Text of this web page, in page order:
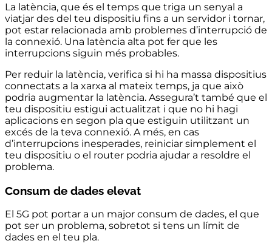
La latència, que és el temps que triga un senyal a
viatjar des del teu dispositiu fins a un servidor i tornar,
pot estar relacionada amb problemes d’interrupció de
la connexió. Una latència alta pot fer que les
interrupcions siguin més probables.
Per reduir la latència, verifica si hi ha massa dispositius
connectats a la xarxa al mateix temps, ja que això
podria augmentar la latència. Assegura’t també que el
teu dispositiu estigui actualitzat i que no hi hagi
aplicacions en segon pla que estiguin utilitzant un
excés de la teva connexió. A més, en cas
d’interrupcions inesperades, reiniciar simplement el
teu dispositiu o el router podria ajudar a resoldre el
problema.
Consum de dades elevat
El 5G pot portar a un major consum de dades, el que
pot ser un problema, sobretot si tens un límit de
dades en el teu pla.